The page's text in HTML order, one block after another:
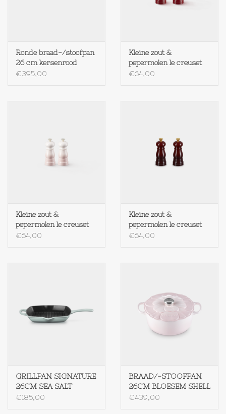
Ronde braad-/stoofpan
26 cm kersenrood
€395,00
Kleine zout &
pepermolen le creuset
CERISE
€64,00
Kleine zout &
pepermolen le creuset
SHELL PINK
€64,00
Kleine zout &
pepermolen le creuset
GARNET
€64,00
GRILLPAN SIGNATURE
26CM SEA SALT
€185,00
BRAAD/-STOOFPAN
26CM BLOESEM SHELL
PINK
€439,00